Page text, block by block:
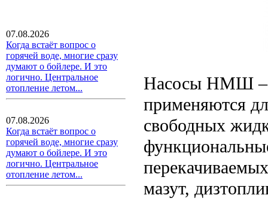
07.08.2026
Когда встаёт вопрос о
горячей воде, многие сразу
думают о бойлере. И это
логично. Центральное
отопление летом...
07.08.2026
Когда встаёт вопрос о
горячей воде, многие сразу
думают о бойлере. И это
логично. Центральное
отопление летом...
Насосы НМШ –
применяются
свободных
мазут,